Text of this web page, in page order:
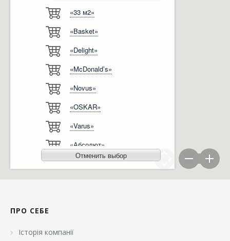
Ліцензії, сертифікати, дипломи
Автоматизація
Модернізація
«33 м2»
«Basket»
«Delight»
«McDonald’s»
«Novus»
«OSKAR»
«Varus»
«Абсолют»
«Агро-Овен»
Отменить выбор
ПРО СЕБЕ
Історія компанії